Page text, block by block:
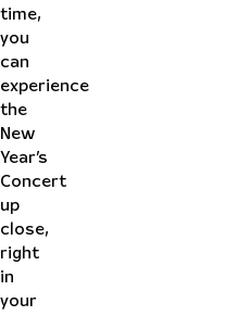
time,
you
can
experience
the
New
Year’s
Concert
up
close,
right
in
your